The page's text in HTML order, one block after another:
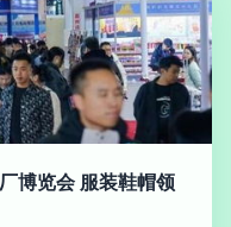
博览会 服装鞋帽领